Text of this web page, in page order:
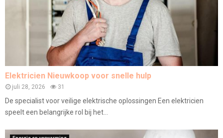
Elektricien Nieuwkoop voor snelle hulp
juli 28, 2026 31
De specialist voor veilige elektrische oplossingen Een elektricien
speelt een belangrijke rol bij het...